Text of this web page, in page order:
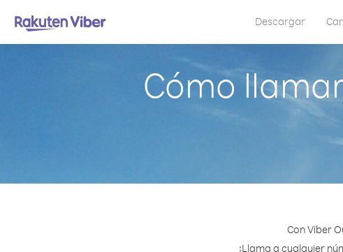
Descargar
Cómo
Con Viber
¡Llama a cualquier